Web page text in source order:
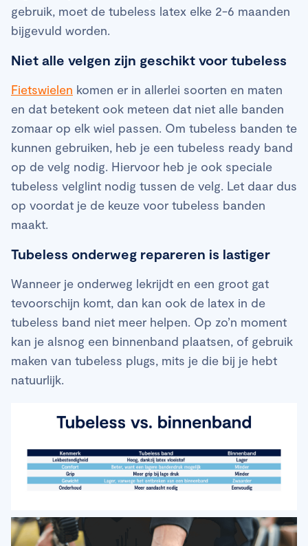
gebruik, moet de tubeless latex elke 2-6 maanden
bijgevuld worden.
Niet alle velgen zijn geschikt voor tubeless
Fietswielen komen er in allerlei soorten en maten
en dat betekent ook meteen dat niet alle banden
zomaar op elk wiel passen. Om tubeless banden te
kunnen gebruiken, heb je een tubeless ready band
op de velg nodig. Hiervoor heb je ook speciale
tubeless velglint nodig tussen de velg. Let daar dus
op voordat je de keuze voor tubeless banden
maakt.
Tubeless onderweg repareren is lastiger
Wanneer je onderweg lekrijdt en een groot gat
tevoorschijn komt, dan kan ook de latex in de
tubeless band niet meer helpen. Op zo’n moment
kan je alsnog een binnenband plaatsen, of gebruik
maken van tubeless plugs, mits je die bij je hebt
natuurlijk.